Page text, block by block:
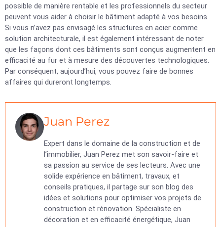
possible de manière rentable et les professionnels du secteur
peuvent vous aider à choisir le bâtiment adapté à vos besoins.
Si vous n’avez pas envisagé les structures en acier comme
solution architecturale, il est également intéressant de noter
que les façons dont ces bâtiments sont conçus augmentent en
efficacité au fur et à mesure des découvertes technologiques.
Par conséquent, aujourd’hui, vous pouvez faire de bonnes
affaires qui dureront longtemps.
Juan Perez
Expert dans le domaine de la construction et de
l’immobilier, Juan Perez met son savoir-faire et
sa passion au service de ses lecteurs. Avec une
solide expérience en bâtiment, travaux, et
conseils pratiques, il partage sur son blog des
idées et solutions pour optimiser vos projets de
construction et rénovation. Spécialiste en
décoration et en efficacité énergétique, Juan